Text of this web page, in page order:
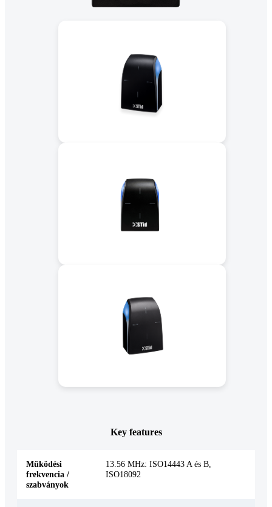
Key features
Működési
frekvencia /
szabványok
13.56 MHz: ISO14443 A és B,
ISO18092